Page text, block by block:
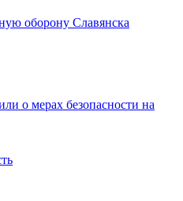
оборону Славянска
о мерах безопасности на